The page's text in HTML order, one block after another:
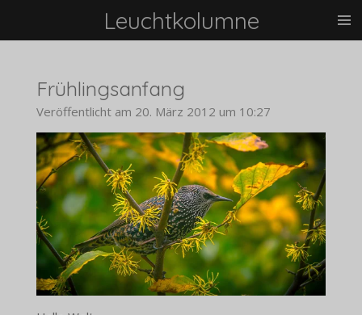
Leuchtkolumne
Frühlingsanfang
Veröffentlicht am 20. März 2012 um 10:27